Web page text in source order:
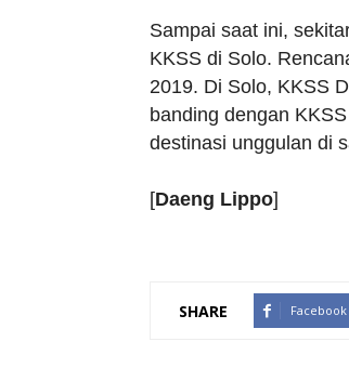
Sampai saat ini,
KKSS di Solo.
2019. Di Solo, KKSS
banding dengan
destinasi unggulan di
[Daeng Lippo]
SHARE Facebook